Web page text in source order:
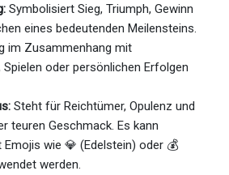
Symbolisiert Sieg, Triumph, Gewinn
eines bedeutenden Meilensteins.
im Zusammenhang mit
oder persönlichen Erfolgen
Steht für Reichtümer, Opulenz und
teuren Geschmack. Es kann
wie 💎 (Edelstein) oder 💰
werden.